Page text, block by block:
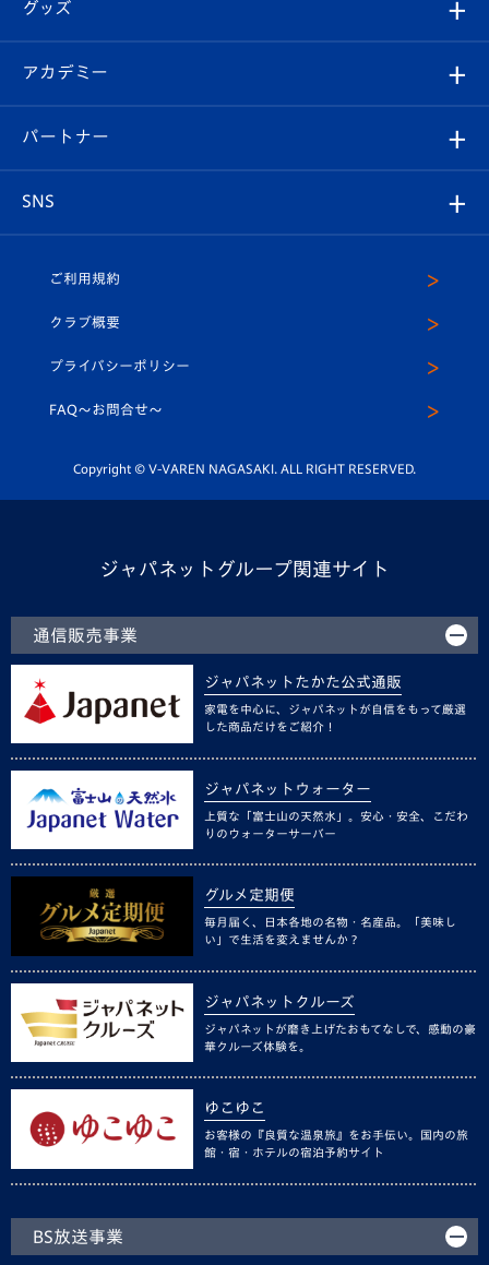
チケット
イベント
メディア
ホームタウン
スタッフプロフィール
マスコット紹介
平和祈念活動
ホームタウン活動
Revive Team
ヴィヴィくんの長崎おもてなしガイド
フォトギャラリー
スタジアムグルメ
V-LOVERS（ファンクラブ）
プレイヤーズスイート
グッズ
オンラインショップ
店舗情報
アカデミー
育成からのお知らせ
U-18
スクール
パートナー
SNS
ヴィヴィくんインスタグラム
公式LINE＠
ご利用規約
クラブ概要
プライバシーポリシー
FAQ〜お問合せ〜
Copyright © V-VAREN NAGASAKI. ALL RIGHT RESERVED.
ジャパネットグループ関連サイト
通信販売事業
ジャパネットたかた公式通販
家電を中心に、ジャパネットが自信をもって厳選
した商品だけをご紹介！
ジャパネットウォーター
上質な「富士山の天然水」。安心・安全、こだわ
りのウォーターサーバー
グルメ定期便
毎月届く、日本各地の名物・名産品。「美味し
い」で生活を変えませんか？
ジャパネットクルーズ
ジャパネットが磨き上げたおもてなしで、感動の豪
華クルーズ体験を。
ゆこゆこ
お客様の『良質な温泉旅』をお手伝い。国内の旅
館・宿・ホテルの宿泊予約サイト
BS放送事業